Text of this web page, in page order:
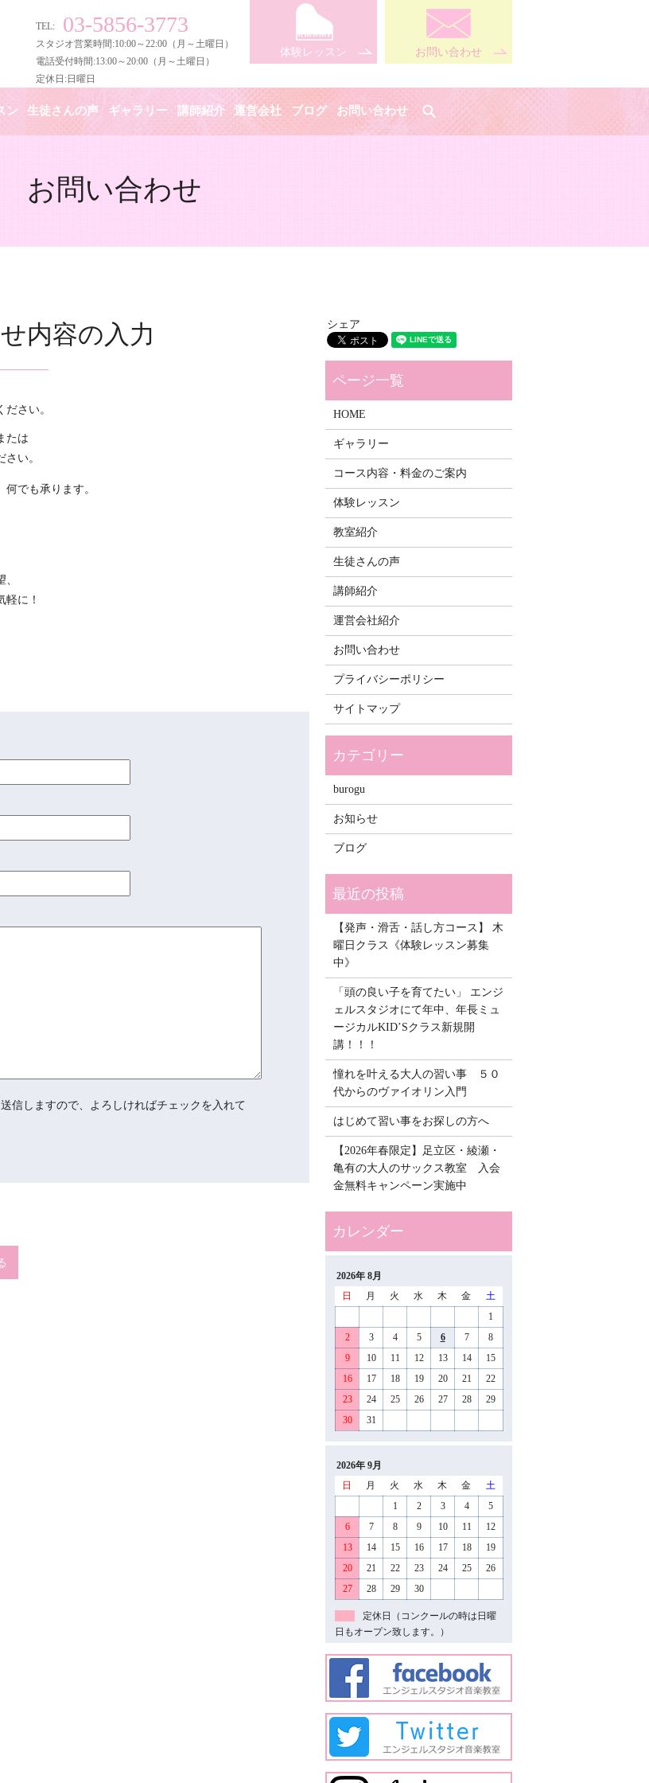
TEL: 03-5856-3773
スタジオ営業時間:10:00～22:00（月～土曜日）
電話受付時間:13:00～20:00（月～土曜日）
定休日:日曜日
体験レッスン お問い合わせ
ン 生徒さんの声 ギャラリー 講師紹介 運営会社 ブログ お問い合わせ search
お問い合わせ
内容の入力
さい。
たは
い。
でも承ります。
に！
信しますので、よろしければチェックを入れて
シェア
HOME
ギャラリー
コース内容・料金のご案内
体験レッスン
教室紹介
生徒さんの声
講師紹介
運営会社紹介
お問い合わせ
プライバシーポリシー
サイトマップ
burogu
お知らせ
ブログ
【発声・滑舌・話し方コース】 木
曜日クラス《体験レッスン募集
中》
「頭の良い子を育てたい」 エンジ
ェルスタジオにて年中、年長ミュ
ージカルKID’Sクラス新規開
講！！！
憧れを叶える大人の習い事 ５０
代からのヴァイオリン入門
はじめて習い事をお探しの方へ
【2026年春限定】足立区・綾瀬・
亀有の大人のサックス教室 入会
金無料キャンペーン実施中
2026年 8月
日
月 火 水 木 金
土
1
2
3 4 5 6 7
8
9
10 11 12 13 14
15
16
17 18 19 20 21
22
23
24 25 26 27 28
29
30
31
2026年 9月
日
月 火 水 木 金
土
1
2 3 4
5
6
7 8 9 10 11
12
13
14 15 16 17 18
19
20
21 22 23 24 25
26
27
28 29 30
定休日（コンクールの時は日曜
日もオープン致します。）